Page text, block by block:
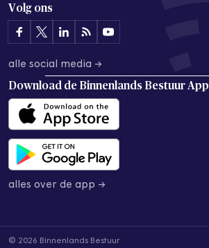
Volg ons
alle social media →
Download de Binnenlands Bestuur App
alles over de app →
© 2026 Binnenlands Bestuur